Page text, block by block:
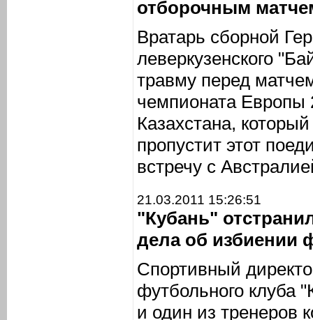
отборочным
Вратарь сборной
леверкузенского
травму перед
чемпионата Европы
Казахстана,
пропустит этот
встречу с
21.03.2011 15:26:51
"Кубань"
дела об избиении
Спортивный
футбольного клуба
и один из тренеров